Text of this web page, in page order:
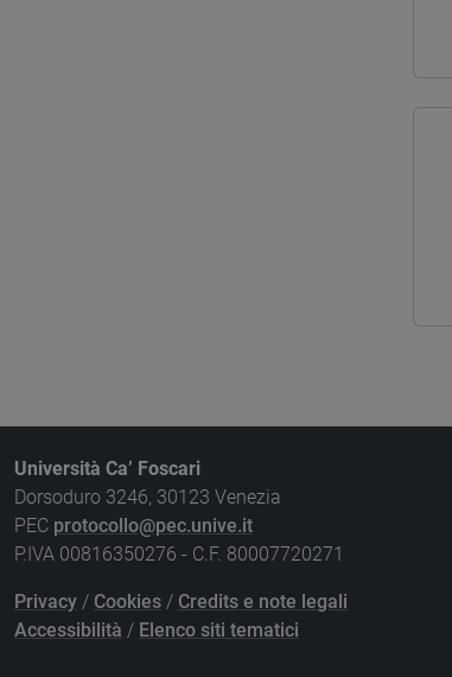
Università Ca’ Foscari
Dorsoduro 3246, 30123 Venezia
PEC protocollo@pec.unive.it
P.IVA 00816350276 - C.F. 80007720271
Privacy / Cookies / Credits e note legali
Accessibilità / Elenco siti tematici